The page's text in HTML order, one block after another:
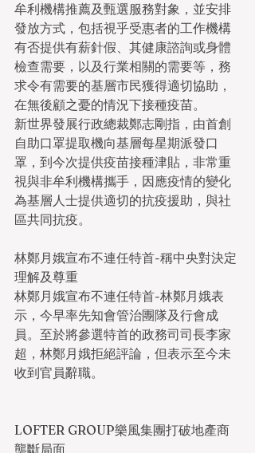
牟利機構推薦及甄選服務對象，並安排
發放方式，包括視乎受惠者的工作機構
有否提供有薪針假、其健康諮詢或身體
檢查需要，以及行業相關的需要等，務
求令有需要的基層市民獲得適切協助，
在無後顧之憂的情況下接種疫苗。
新世界發展行政總裁鄭志剛指，由首創
自助口罩提取機向基層每星期派發口
罩，到今次提供疫苗接種津貼，非常重
視與非牟利機構攜手，因應疫情的變化
為基層人士提供適切的抗疫援助，與社
區共同抗疫。
林鄭月娥宣布不連任特首-稱中央對決定
理解及尊重
林鄭月娥宣布不連任特首-林鄭月娥表
示，今早率先知會管治團隊及行會成
員。至於將參選特首的政務司司長李家
超，林鄭月娥拒絕評論，但表示至今未
收到官員辭職。
LOFTER GROUP樂風集團打破地產商
壟斷局面